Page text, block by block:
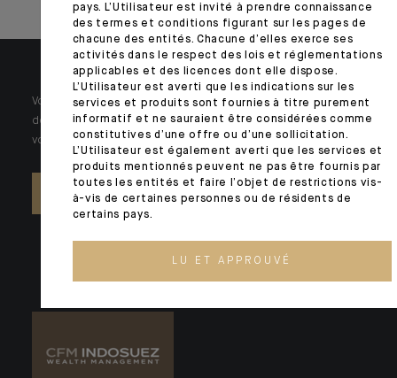
Votre patrimoine est unique et requiert des réponses spécifiques à
des problématiques singulières. Jour après jour, nos experts sont à
votre écoute.
NOUS CONTACTER
pays. L’Utilisateur est invité à prendre connaissance
des termes et conditions figurant sur les pages de
chacune des entités. Chacune d’elles exerce ses
activités dans le respect des lois et réglementations
applicables et des licences dont elle dispose.
L’Utilisateur est averti que les indications sur les
services et produits sont fournies à titre purement
informatif et ne sauraient être considérées comme
constitutives d’une offre ou d’une sollicitation.
L’Utilisateur est également averti que les services et
produits mentionnés peuvent ne pas être fournis par
toutes les entités et faire l’objet de restrictions vis-
à-vis de certaines personnes ou de résidents de
certains pays.
LU ET APPROUVÉ